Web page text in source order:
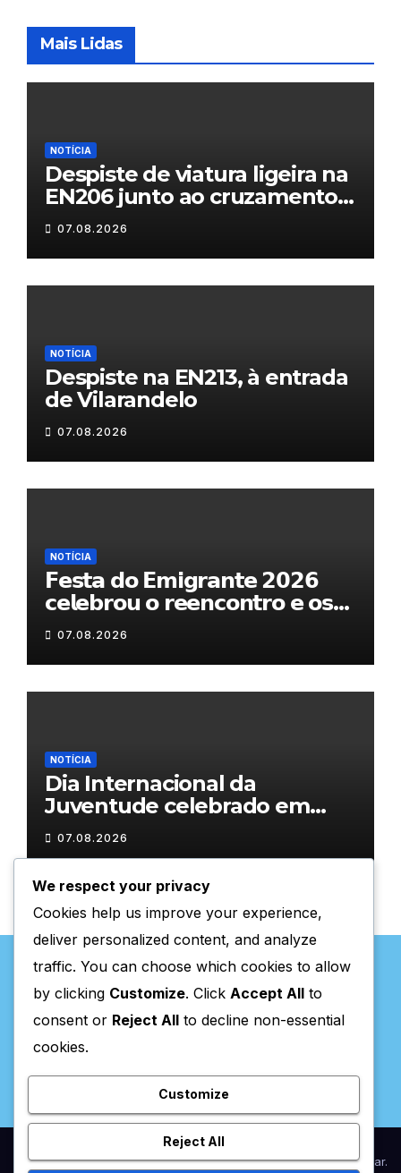
Mais Lidas
NOTÍCIA
Despiste de viatura ligeira na
EN206 junto ao cruzamento
Fornos do Pinhal
07.08.2026
NOTÍCIA
Despiste na EN213, à entrada
de Vilarandelo
07.08.2026
NOTÍCIA
𝗙𝗲𝘀𝘁𝗮 𝗱𝗼 𝗘𝗺𝗶𝗴𝗿𝗮𝗻𝘁𝗲 𝟮𝟬𝟮𝟲
𝗰𝗲𝗹𝗲𝗯𝗿𝗼𝘂 𝗼 𝗿𝗲𝗲𝗻𝗰𝗼𝗻𝘁𝗿𝗼 𝗲 𝗼𝘀
𝗹𝗮𝗰̧𝗼𝘀 𝗾𝘂𝗲 𝘂𝗻𝗲𝗺 𝗠𝘂𝗿𝗰̧𝗮
07.08.2026
NOTÍCIA
Dia Internacional da
Juventude celebrado em
Chaves com atividades
gratuitas
07.08.2026
Valpaços Online
Proudly powered by WordPress|Theme:NewsupbyThemeansar.
We respect your privacy
Cookies help us improve your experience,
deliver personalized content, and analyze
traffic. You can choose which cookies to allow
by clicking Customize. Click Accept All to
consent or Reject All to decline non-essential
cookies.
Customize
Reject All